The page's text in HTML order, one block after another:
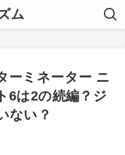
ム
ーミネーター ニ
6は2の続編？ジ
ない？